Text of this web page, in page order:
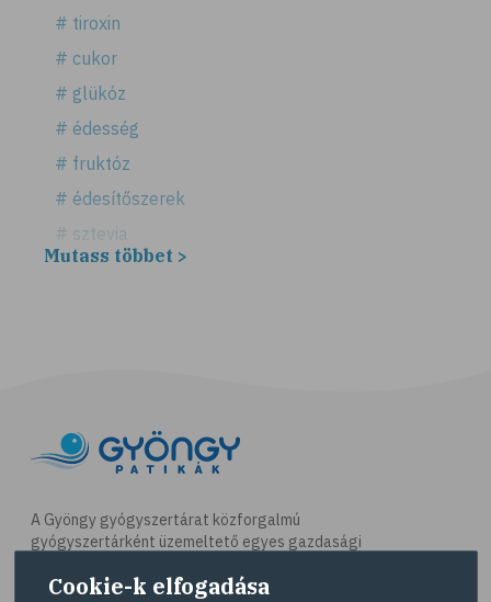
# tiroxin
# cukor
# glükóz
# édesség
# fruktóz
# édesítőszerek
# sztevia
# fogadalom
# célkitűzés
# étkezési napló
# hal
# egészséges táplálkozás
# omega-3
Mutass többet >
A Gyöngy gyógyszertárat közforgalmú
gyógyszertárként üzemeltető egyes gazdasági
működésért. A Gyöngy gyógyszertárak listáját és
Cookie-k elfogadása